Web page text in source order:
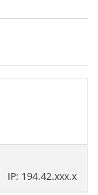
IP: 194.42.xxx.x